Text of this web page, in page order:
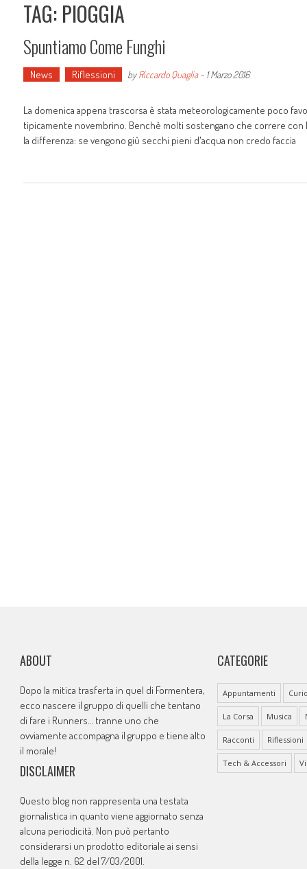
TAG: PIOGGIA
Spuntiamo Come Funghi
News Riflessioni byRiccardo Quaglia- 1 Marzo 2016
La domenica appena trascorsa è stata meteorologicamente poco
tipicamente novembrino. Benchè molti sostengano che correre con
la differenza: se vengono giù secchi pieni d'acqua non credo faccia
ABOUT
Dopo la mitica trasferta in quel di Formentera,
ecco nascere il gruppo di quelli che tentano
di fare i Runners… tranne uno che
ovviamente accompagna il gruppo e tiene alto
il morale!
DISCLAIMER
Questo blog non rappresenta una testata
giornalistica in quanto viene aggiornato senza
alcuna periodicità. Non può pertanto
considerarsi un prodotto editoriale ai sensi
della legge n. 62 del 7/03/2001.
CATEGORIE
Appuntamenti
La Corsa Musica
Racconti Riflessioni
Tech & Accessori